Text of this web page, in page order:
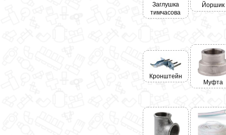
Заглушка
тимчасова
Йоршик
Кронштейн
Муфта